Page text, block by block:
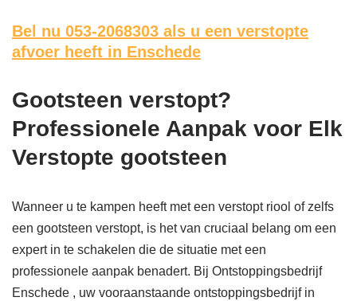
Bel nu 053-2068303 als u een verstopte
afvoer heeft in Enschede
Gootsteen verstopt?
Professionele Aanpak voor Elk
Verstopte gootsteen
Wanneer u te kampen heeft met een verstopt riool of zelfs
een gootsteen verstopt, is het van cruciaal belang om een
expert in te schakelen die de situatie met een
professionele aanpak benadert. Bij Ontstoppingsbedrijf
Enschede , uw vooraanstaande ontstoppingsbedrijf in